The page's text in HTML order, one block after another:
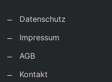
Datenschutz
Impressum
AGB
Kontakt